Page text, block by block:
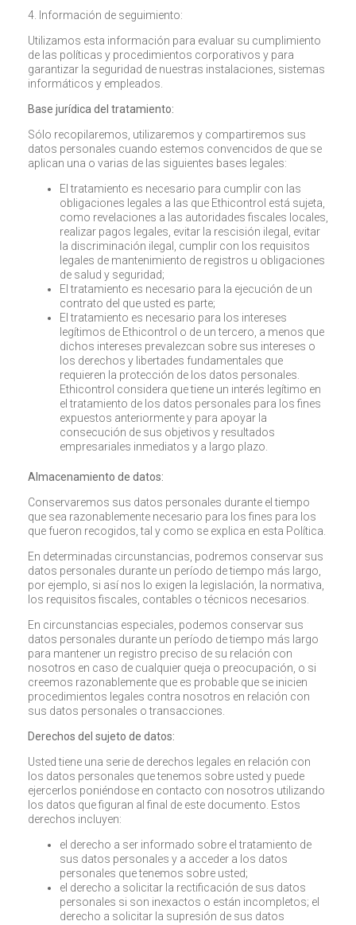
4. Información de seguimiento:
Utilizamos esta información para evaluar su cumplimiento
de las políticas y procedimientos corporativos y para
garantizar la seguridad de nuestras instalaciones, sistemas
informáticos y empleados.
Base jurídica del tratamiento:
Sólo recopilaremos, utilizaremos y compartiremos sus
datos personales cuando estemos convencidos de que se
aplican una o varias de las siguientes bases legales:
El tratamiento es necesario para cumplir con las
obligaciones legales a las que Ethicontrol está sujeta,
como revelaciones a las autoridades fiscales locales,
realizar pagos legales, evitar la rescisión ilegal, evitar
la discriminación ilegal, cumplir con los requisitos
legales de mantenimiento de registros u obligaciones
de salud y seguridad;
El tratamiento es necesario para la ejecución de un
contrato del que usted es parte;
El tratamiento es necesario para los intereses
legítimos de Ethicontrol o de un tercero, a menos que
dichos intereses prevalezcan sobre sus intereses o
los derechos y libertades fundamentales que
requieren la protección de los datos personales.
Ethicontrol considera que tiene un interés legítimo en
el tratamiento de los datos personales para los fines
expuestos anteriormente y para apoyar la
consecución de sus objetivos y resultados
empresariales inmediatos y a largo plazo.
Almacenamiento de datos:
Conservaremos sus datos personales durante el tiempo
que sea razonablemente necesario para los fines para los
que fueron recogidos, tal y como se explica en esta Política.
En determinadas circunstancias, podremos conservar sus
datos personales durante un período de tiempo más largo,
por ejemplo, si así nos lo exigen la legislación, la normativa,
los requisitos fiscales, contables o técnicos necesarios.
En circunstancias especiales, podemos conservar sus
datos personales durante un período de tiempo más largo
para mantener un registro preciso de su relación con
nosotros en caso de cualquier queja o preocupación, o si
creemos razonablemente que es probable que se inicien
procedimientos legales contra nosotros en relación con
sus datos personales o transacciones.
Derechos del sujeto de datos:
Usted tiene una serie de derechos legales en relación con
los datos personales que tenemos sobre usted y puede
ejercerlos poniéndose en contacto con nosotros utilizando
los datos que figuran al final de este documento. Estos
derechos incluyen:
el derecho a ser informado sobre el tratamiento de
sus datos personales y a acceder a los datos
personales que tenemos sobre usted;
el derecho a solicitar la rectificación de sus datos
personales si son inexactos o están incompletos; el
derecho a solicitar la supresión de sus datos